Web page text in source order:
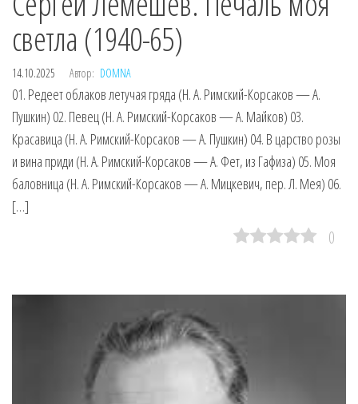
светла (1940-65)
14.10.2025 Автор: DOMNA
01. Редеет облаков летучая гряда (Н. А. Римский-Корсаков — А.
Пушкин) 02. Певец (Н. А. Римский-Корсаков — А. Майков) 03.
Красавица (Н. А. Римский-Корсаков — А. Пушкин) 04. В царство розы
и вина приди (Н. А. Римский-Корсаков — А. Фет, из Гафиза) 05. Моя
баловница (Н. А. Римский-Корсаков — А. Мицкевич, пер. Л. Мея) 06.
[…]
0